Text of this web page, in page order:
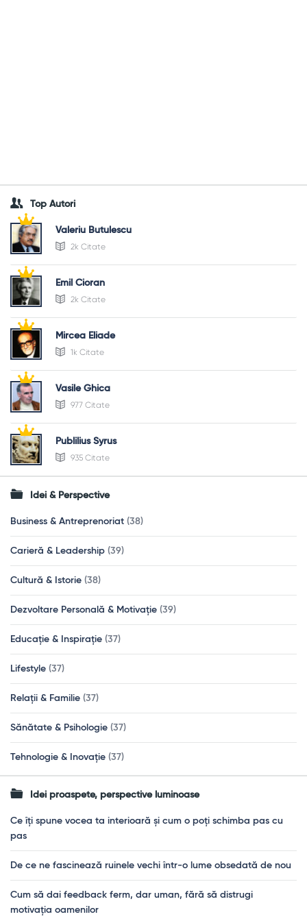
Top Autori
Valeriu Butulescu
2k Citate
Emil Cioran
2k Citate
Mircea Eliade
1k Citate
Vasile Ghica
977 Citate
Publilius Syrus
935 Citate
Idei & Perspective
Business & Antreprenoriat (38)
Carieră & Leadership (39)
Cultură & Istorie (38)
Dezvoltare Personală & Motivație (39)
Educație & Inspirație (37)
Lifestyle (37)
Relații & Familie (37)
Sănătate & Psihologie (37)
Tehnologie & Inovație (37)
Idei proaspete, perspective luminoase
Ce îți spune vocea ta interioară și cum o poți schimba pas cu
pas
De ce ne fascinează ruinele vechi într-o lume obsedată de nou
Cum să dai feedback ferm, dar uman, fără să distrugi
motivația oamenilor